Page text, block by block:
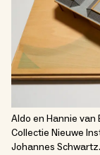
Aldo en Hannie van
Collectie Nieuwe
Johannes Schwartz.